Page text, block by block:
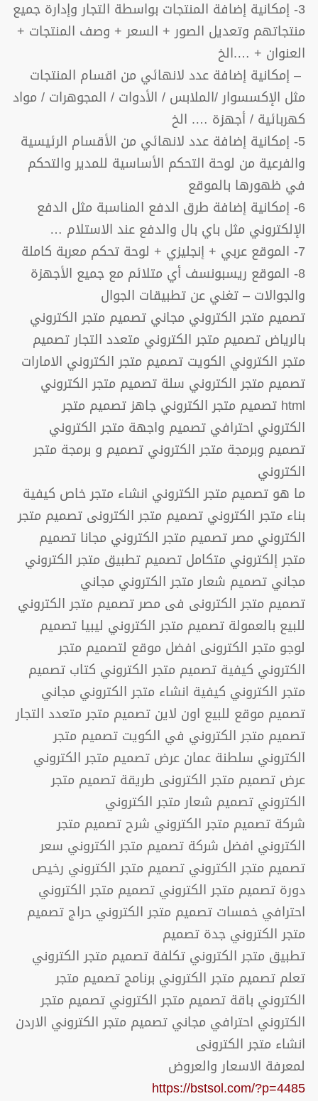
3- إمكانية إضافة المنتجات بواسطة التجار وإدارة جميع
منتجاتهم وتعديل الصور + السعر + وصف المنتجات +
العنوان + ….الخ
– إمكانية إضافة عدد لانهائي من اقسام المنتجات
مثل الإكسسوار /الملابس / الأدوات / المجوهرات / مواد
كهربائية / أجهزة …. الخ
5- إمكانية إضافة عدد لانهائي من الأقسام الرئيسية
والفرعية من لوحة التحكم الأساسية للمدير والتحكم
في ظهورها بالموقع
6- إمكانية إضافة طرق الدفع المناسبة مثل الدفع
الإلكتروني مثل باي بال والدفع عند الاستلام …
7- الموقع عربي + إنجليزي + لوحة تحكم معربة كاملة
8- الموقع ريسبونسف أي متلائم مع جميع الأجهزة
والجوالات – تغني عن تطبيقات الجوال
تصميم متجر الكتروني مجاني تصميم متجر الكتروني
بالرياض تصميم متجر الكتروني متعدد التجار تصميم
متجر الكتروني الكويت تصميم متجر الكتروني الامارات
تصميم متجر الكتروني سلة تصميم متجر الكتروني
html تصميم متجر الكتروني جاهز تصميم متجر
الكتروني احترافي تصميم واجهة متجر الكتروني
تصميم وبرمجة متجر الكتروني تصميم و برمجة متجر
الكتروني
ما هو تصميم متجر الكتروني انشاء متجر خاص كيفية
بناء متجر الكتروني تصميم متجر الكترونى تصميم متجر
الكتروني مصر تصميم متجر الكتروني مجانا تصميم
متجر إلكتروني متكامل تصميم تطبيق متجر الكتروني
مجاني تصميم شعار متجر الكتروني مجاني
تصميم متجر الكترونى فى مصر تصميم متجر الكتروني
للبيع بالعمولة تصميم متجر الكتروني ليبيا تصميم
لوجو متجر الكترونى افضل موقع لتصميم متجر
الكتروني كيفية تصميم متجر الكتروني كتاب تصميم
متجر الكتروني كيفية انشاء متجر الكتروني مجاني
تصميم موقع للبيع اون لاين تصميم متجر متعدد التجار
تصميم متجر الكتروني في الكويت تصميم متجر
الكتروني سلطنة عمان عرض تصميم متجر الكتروني
عرض تصميم متجر الكترونى طريقة تصميم متجر
الكتروني تصميم شعار متجر الكتروني
شركة تصميم متجر الكتروني شرح تصميم متجر
الكتروني افضل شركة تصميم متجر الكتروني سعر
تصميم متجر الكتروني تصميم متجر الكتروني رخيص
دورة تصميم متجر الكتروني تصميم متجر الكتروني
احترافي خمسات تصميم متجر الكتروني حراج تصميم
متجر الكتروني جدة تصميم
تطبيق متجر الكتروني تكلفة تصميم متجر الكتروني
تعلم تصميم متجر الكتروني برنامج تصميم متجر
الكتروني باقة تصميم متجر الكتروني تصميم متجر
الكتروني احترافي مجاني تصميم متجر الكتروني الاردن
انشاء متجر الكترونى
لمعرفة الاسعار والعروض
https://bstsol.com/?p=4485